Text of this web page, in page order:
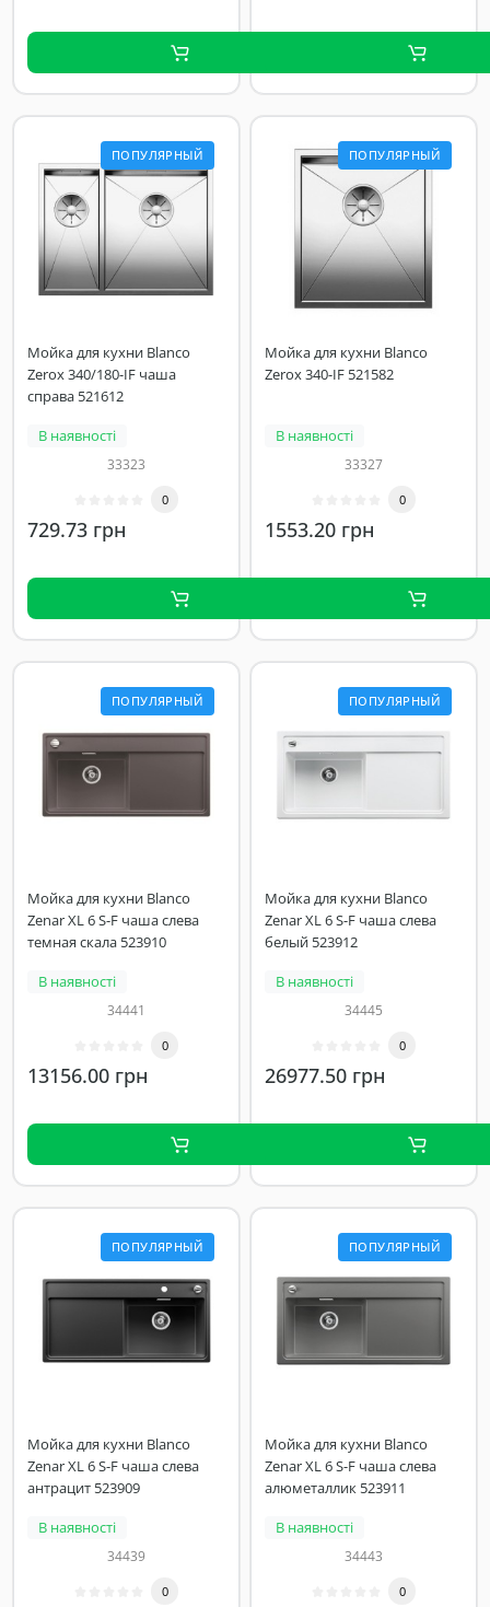
ПОПУЛЯРНЫЙ
Мойка для кухни Blanco
Zerox 340/180-IF чаша
справа 521612
В наявності
33323
0
729.73 грн
ПОПУЛЯРНЫЙ
Мойка для кухни Blanco
Zerox 340-IF 521582
В наявності
33327
0
1553.20 грн
ПОПУЛЯРНЫЙ
Мойка для кухни Blanco
Zenar XL 6 S-F чаша слева
темная скала 523910
В наявності
34441
0
13156.00 грн
ПОПУЛЯРНЫЙ
Мойка для кухни Blanco
Zenar XL 6 S-F чаша слева
белый 523912
В наявності
34445
0
26977.50 грн
ПОПУЛЯРНЫЙ
Мойка для кухни Blanco
Zenar XL 6 S-F чаша слева
антрацит 523909
В наявності
34439
0
ПОПУЛЯРНЫЙ
Мойка для кухни Blanco
Zenar XL 6 S-F чаша слева
алюметаллик 523911
В наявності
34443
0